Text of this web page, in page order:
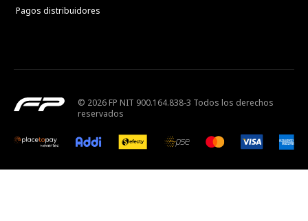
Pagos distribuidores
© 2026 FP NIT 900.164.838-3 Todos los derechos
reservados